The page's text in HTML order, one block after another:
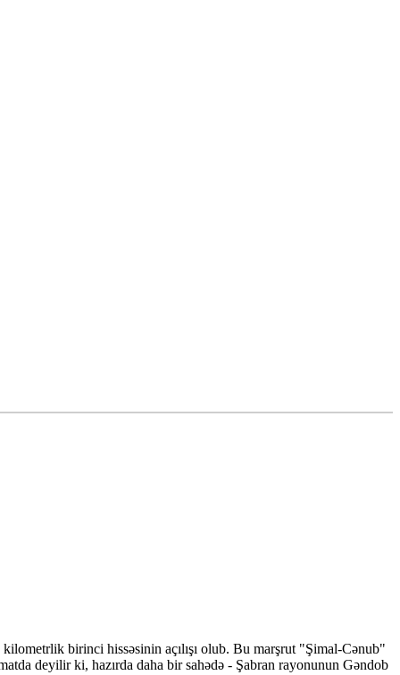
birinci hissəsinin açılışı olub. Bu marşrut "Şimal-Cənub"
deyilir ki, hazırda daha bir sahədə - Şabran rayonunun Gəndob